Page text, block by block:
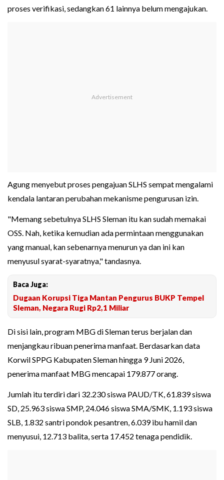
proses verifikasi, sedangkan 61 lainnya belum mengajukan.
Agung menyebut proses pengajuan SLHS sempat mengalami
kendala lantaran perubahan mekanisme pengurusan izin.
"Memang sebetulnya SLHS Sleman itu kan sudah memakai
OSS. Nah, ketika kemudian ada permintaan menggunakan
yang manual, kan sebenarnya menurun ya dan ini kan
menyusul syarat-syaratnya," tandasnya.
Baca Juga:
Dugaan Korupsi Tiga Mantan Pengurus BUKP Tempel
Sleman, Negara Rugi Rp2,1 Miliar
Di sisi lain, program MBG di Sleman terus berjalan dan
menjangkau ribuan penerima manfaat. Berdasarkan data
Korwil SPPG Kabupaten Sleman hingga 9 Juni 2026,
penerima manfaat MBG mencapai 179.877 orang.
Jumlah itu terdiri dari 32.230 siswa PAUD/TK, 61.839 siswa
SD, 25.963 siswa SMP, 24.046 siswa SMA/SMK, 1.193 siswa
SLB, 1.832 santri pondok pesantren, 6.039 ibu hamil dan
menyusui, 12.713 balita, serta 17.452 tenaga pendidik.